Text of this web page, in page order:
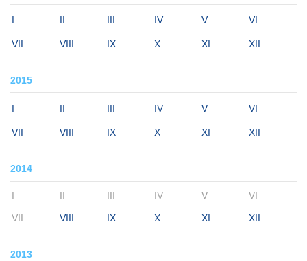
I II III IV V VI
VII VIII IX X XI XII
2015
I II III IV V VI
VII VIII IX X XI XII
2014
I II III IV V VI
VII VIII IX X XI XII
2013